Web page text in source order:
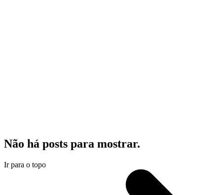
Não há posts para mostrar.
Ir para o topo